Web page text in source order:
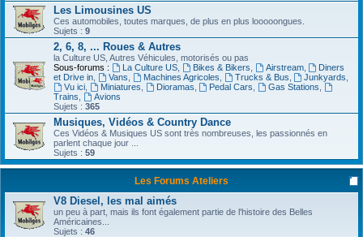
Les Limousines US
Ces automobiles, toutes marques, de plus en plus looooongues.
Sujets : 9
2, 6, 8, ... Roues & Autres
la Culture US, Autres Véhicules, motorisés ou pas
Sous-forums :
La Culture US, Bikes & Bikers Airstream,
Diners
et Drive in
Vans Machines Agricoles Trucks & Bus Junkyards
Vu ici, Miniatures Dioramas Pedal Cars Gas Stations
Trains
Avions
Sujets : 365
Musiques, Vidéos & Country Dance
Ces Vidéos & Musiques US sont très nombreuses, les passionnés en
parlent chaque jour ...
Sujets : 59
Les Forums Ateliers
V8 Diesel, les mal aimés
un peu à part, mais ils font également partie de l'histoire des Belles
Américaines...
Sujets : 46